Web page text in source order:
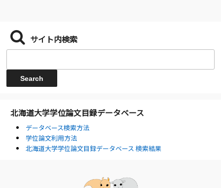
サイト内検索
北海道大学学位論文目録データベース
データベース検索方法
学位論文利用方法
北海道大学学位論文目録データベース 検索結果